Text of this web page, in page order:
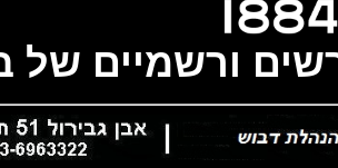
ורשמיים של